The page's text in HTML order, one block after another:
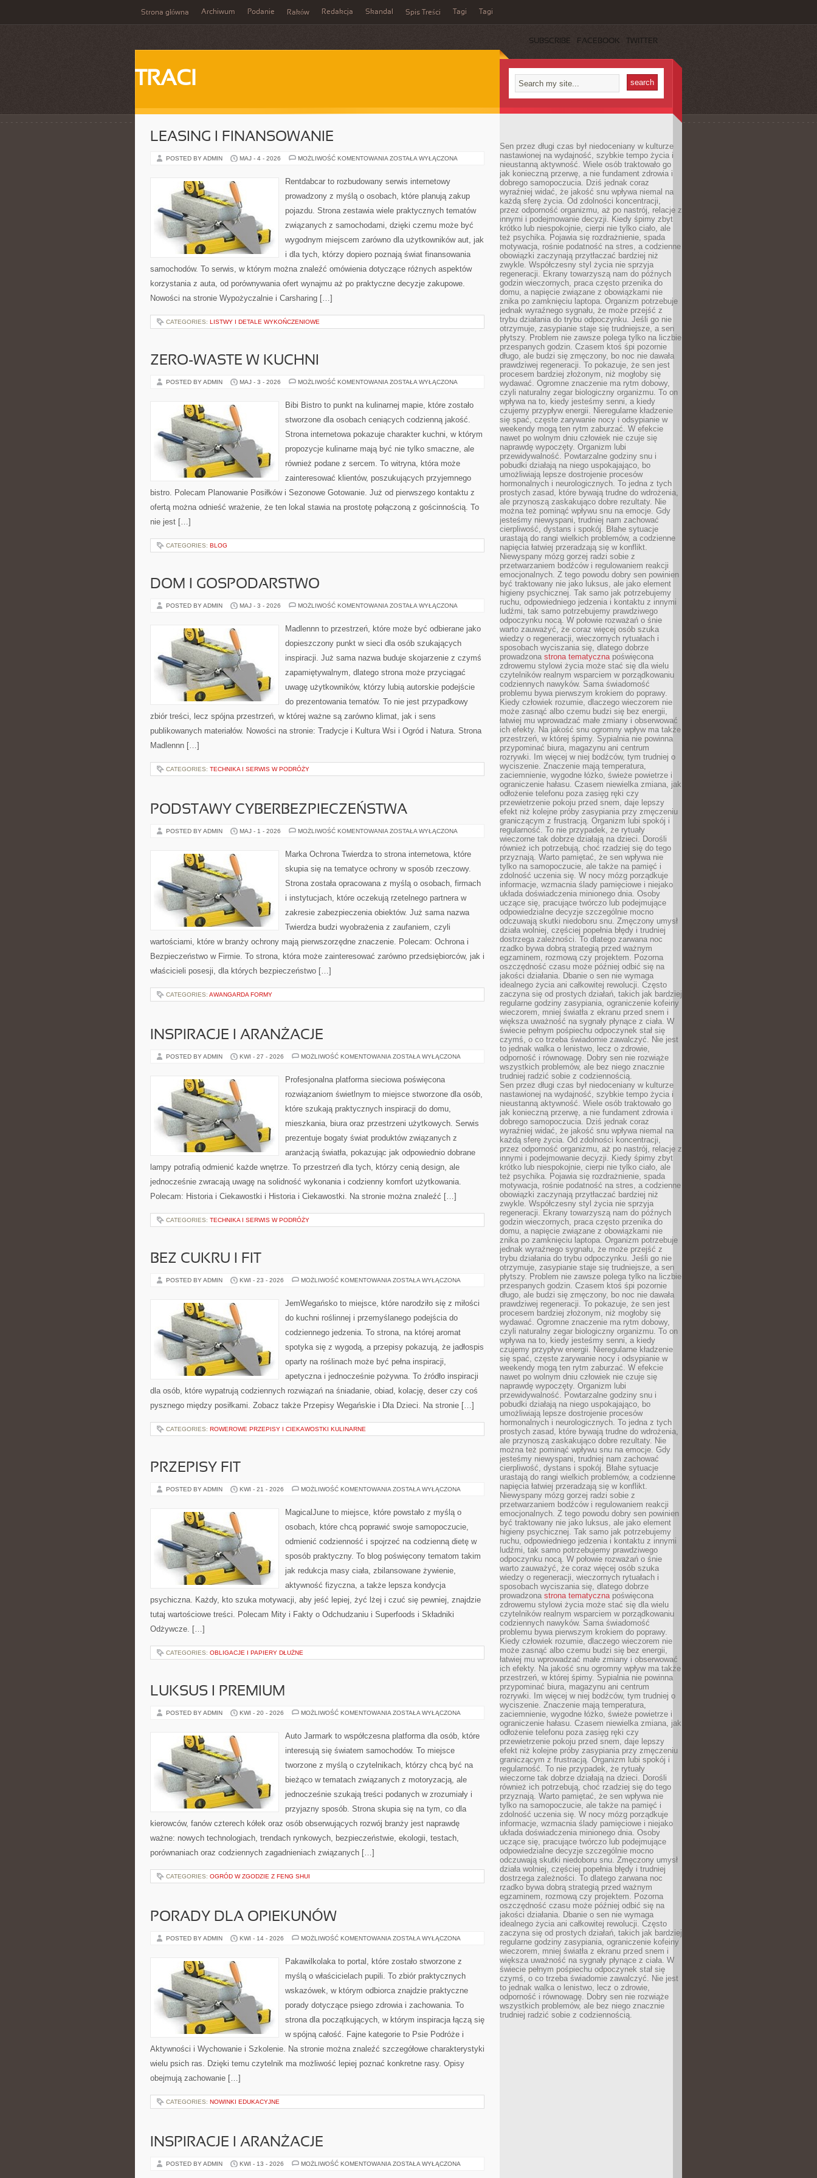
Strona główna Archiwum Podanie Raków Redakcja Skandal Spis Treści Tagi Tagi
SUBSCRIBE FACEBOOK TWITTER
TRACI
LEASING I FINANSOWANIE
POSTED BY ADMIN MAJ - 4 - 2026 MOŻLIWOŚĆ KOMENTOWANIA LEASING
ZOSTAŁA WYŁĄCZONA
Rentdabcar to rozbudowany serwis internetowy
prowadzony z myślą o osobach, które planują zakup
pojazdu. Strona zestawia wiele praktycznych tematów
związanych z samochodami, dzięki czemu może być
wygodnym miejscem zarówno dla użytkowników aut, jak
i dla tych, którzy dopiero poznają świat finansowania
samochodów. To serwis, w którym można znaleźć omówienia dotyczące różnych aspektów
korzystania z auta, od porównywania ofert wynajmu aż po praktyczne decyzje zakupowe.
Nowości na stronie Wypożyczalnie i Carsharing […]
CATEGORIES: LISTWY I DETALE WYKOŃCZENIOWE
ZERO-WASTE W KUCHNI
POSTED BY ADMIN MAJ - 3 - 2026 MOŻLIWOŚĆ KOMENTOWANIA ZERO-
KUCHNI
ZOSTAŁA WYŁĄCZONA
Bibi Bistro to punkt na kulinarnej mapie, które zostało
stworzone dla osobach ceniących codzienną jakość.
Strona internetowa pokazuje charakter kuchni, w którym
propozycje kulinarne mają być nie tylko smaczne, ale
również podane z sercem. To witryna, która może
zainteresować klientów, poszukujących przyjemnego
bistro. Polecam Planowanie Posiłków i Sezonowe Gotowanie. Już od pierwszego kontaktu z
ofertą można odnieść wrażenie, że ten lokal stawia na prostotę połączoną z gościnnością. To
nie jest […]
CATEGORIES: BLOG
DOM I GOSPODARSTWO
POSTED BY ADMIN MAJ - 3 - 2026 MOŻLIWOŚĆ KOMENTOWANIA DOM
ZOSTAŁA WYŁĄCZONA
Madlennn to przestrzeń, które może być odbierane jako
dopieszczony punkt w sieci dla osób szukających
inspiracji. Już sama nazwa buduje skojarzenie z czymś
zapamiętywalnym, dlatego strona może przyciągać
uwagę użytkowników, którzy lubią autorskie podejście
do prezentowania tematów. To nie jest przypadkowy
zbiór treści, lecz spójna przestrzeń, w której ważne są zarówno klimat, jak i sens
publikowanych materiałów. Nowości na stronie: Tradycje i Kultura Wsi i Ogród i Natura. Strona
Madlennn […]
CATEGORIES: TECHNIKA I SERWIS W PODRÓŻY
PODSTAWY CYBERBEZPIECZEŃSTWA
POSTED BY ADMIN MAJ - 1 - 2026 MOŻLIWOŚĆ KOMENTOWANIA PODSTAWY
ZOSTAŁA WYŁĄCZONA
Marka Ochrona Twierdza to strona internetowa, które
skupia się na tematyce ochrony w sposób rzeczowy.
Strona została opracowana z myślą o osobach, firmach
i instytucjach, które oczekują rzetelnego partnera w
zakresie zabezpieczenia obiektów. Już sama nazwa
Twierdza budzi wyobrażenia z zaufaniem, czyli
wartościami, które w branży ochrony mają pierwszorzędne znaczenie. Polecam: Ochrona i
Bezpieczeństwo w Firmie. To strona, która może zainteresować zarówno przedsiębiorców, jak i
właścicieli posesji, dla których bezpieczeństwo […]
CATEGORIES: AWANGARDA FORMY
INSPIRACJE I ARANŻACJE
POSTED BY ADMIN KWI - 27 - 2026 MOŻLIWOŚĆ KOMENTOWANIA INSPIRACJE
ZOSTAŁA WYŁĄCZONA
Profesjonalna platforma sieciowa poświęcona
rozwiązaniom świetlnym to miejsce stworzone dla osób,
które szukają praktycznych inspiracji do domu,
mieszkania, biura oraz przestrzeni użytkowych. Serwis
prezentuje bogaty świat produktów związanych z
aranżacją światła, pokazując jak odpowiednio dobrane
lampy potrafią odmienić każde wnętrze. To przestrzeń dla tych, którzy cenią design, ale
jednocześnie zwracają uwagę na solidność wykonania i codzienny komfort użytkowania.
Polecam: Historia i Ciekawostki i Historia i Ciekawostki. Na stronie można znaleźć […]
CATEGORIES: TECHNIKA I SERWIS W PODRÓŻY
BEZ CUKRU I FIT
POSTED BY ADMIN KWI - 23 - 2026 MOŻLIWOŚĆ KOMENTOWANIA BEZ
ZOSTAŁA WYŁĄCZONA
JemWegańsko to miejsce, które narodziło się z miłości
do kuchni roślinnej i przemyślanego podejścia do
codziennego jedzenia. To strona, na której aromat
spotyka się z wygodą, a przepisy pokazują, że jadłospis
oparty na roślinach może być pełna inspiracji,
apetyczna i jednocześnie pożywna. To źródło inspiracji
dla osób, które wypatrują codziennych rozwiązań na śniadanie, obiad, kolację, deser czy coś
pysznego między posiłkami. Zobacz także Przepisy Wegańskie i Dla Dzieci. Na stronie […]
CATEGORIES: ROWEROWE PRZEPISY I CIEKAWOSTKI KULINARNE
PRZEPISY FIT
POSTED BY ADMIN KWI - 21 - 2026 MOŻLIWOŚĆ KOMENTOWANIA PRZEPISY
ZOSTAŁA WYŁĄCZONA
MagicalJune to miejsce, które powstało z myślą o
osobach, które chcą poprawić swoje samopoczucie,
odmienić codzienność i spojrzeć na codzienną dietę w
sposób praktyczny. To blog poświęcony tematom takim
jak redukcja masy ciała, zbilansowane żywienie,
aktywność fizyczna, a także lepsza kondycja
psychiczna. Każdy, kto szuka motywacji, aby jeść lepiej, żyć lżej i czuć się pewniej, znajdzie
tutaj wartościowe treści. Polecam Mity i Fakty o Odchudzaniu i Superfoods i Składniki
Odżywcze. […]
CATEGORIES: OBLIGACJE I PAPIERY DŁUŻNE
LUKSUS I PREMIUM
POSTED BY ADMIN KWI - 20 - 2026 MOŻLIWOŚĆ KOMENTOWANIA LUKSUS
ZOSTAŁA WYŁĄCZONA
Auto Jarmark to współczesna platforma dla osób, które
interesują się światem samochodów. To miejsce
tworzone z myślą o czytelnikach, którzy chcą być na
bieżąco w tematach związanych z motoryzacją, ale
jednocześnie szukają treści podanych w zrozumiały i
przyjazny sposób. Strona skupia się na tym, co dla
kierowców, fanów czterech kółek oraz osób obserwujących rozwój branży jest naprawdę
ważne: nowych technologiach, trendach rynkowych, bezpieczeństwie, ekologii, testach,
porównaniach oraz codziennych zagadnieniach związanych […]
CATEGORIES: OGRÓD W ZGODZIE Z FENG SHUI
PORADY DLA OPIEKUNÓW
POSTED BY ADMIN KWI - 14 - 2026 MOŻLIWOŚĆ KOMENTOWANIA PORADY
ZOSTAŁA WYŁĄCZONA
Pakawilkolaka to portal, które zostało stworzone z
myślą o właścicielach pupili. To zbiór praktycznych
wskazówek, w którym odbiorca znajdzie praktyczne
porady dotyczące psiego zdrowia i zachowania. To
strona dla początkujących, w którym inspiracja łączą się
w spójną całość. Fajne kategorie to Psie Podróże i
Aktywności i Wychowanie i Szkolenie. Na stronie można znaleźć szczegółowe charakterystyki
wielu psich ras. Dzięki temu czytelnik ma możliwość lepiej poznać konkretne rasy. Opisy
obejmują zachowanie […]
CATEGORIES: NOWINKI EDUKACYJNE
INSPIRACJE I ARANŻACJE
POSTED BY ADMIN KWI - 13 - 2026 MOŻLIWOŚĆ KOMENTOWANIA INSPIRACJE
ZOSTAŁA WYŁĄCZONA
Sen przez długi czas był niedoceniany w kulturze
nastawionej na wydajność, szybkie tempo życia i
nieustanną aktywność. Wiele osób traktowało go
jak konieczną przerwę, a nie fundament zdrowia i
dobrego samopoczucia. Dziś jednak coraz
wyraźniej widać, że jakość snu wpływa niemal na
każdą sferę życia. Od zdolności koncentracji,
przez odporność organizmu, aż po nastrój, relacje z
innymi i podejmowanie decyzji. Kiedy śpimy zbyt
krótko lub niespokojnie, cierpi nie tylko ciało, ale
też psychika. Pojawia się rozdrażnienie, spada
motywacja, rośnie podatność na stres, a codzienne
obowiązki zaczynają przytłaczać bardziej niż
zwykle. Współczesny styl życia nie sprzyja
regeneracji. Ekrany towarzyszą nam do późnych
godzin wieczornych, praca często przenika do
domu, a napięcie związane z obowiązkami nie
znika po zamknięciu laptopa. Organizm potrzebuje
jednak wyraźnego sygnału, że może przejść z
trybu działania do trybu odpoczynku. Jeśli go nie
otrzymuje, zasypianie staje się trudniejsze, a sen
płytszy. Problem nie zawsze polega tylko na liczbie
przespanych godzin. Czasem ktoś śpi pozornie
długo, ale budzi się zmęczony, bo noc nie dawała
prawdziwej regeneracji. To pokazuje, że sen jest
procesem bardziej złożonym, niż mogłoby się
wydawać. Ogromne znaczenie ma rytm dobowy,
czyli naturalny zegar biologiczny organizmu. To on
wpływa na to, kiedy jesteśmy senni, a kiedy
czujemy przypływ energii. Nieregularne kładzenie
się spać, częste zarywanie nocy i odsypianie w
weekendy mogą ten rytm zaburzać. W efekcie
nawet po wolnym dniu człowiek nie czuje się
naprawdę wypoczęty. Organizm lubi
przewidywalność. Powtarzalne godziny snu i
pobudki działają na niego uspokajająco, bo
umożliwiają lepsze dostrojenie procesów
hormonalnych i neurologicznych. To jedna z tych
prostych zasad, które bywają trudne do wdrożenia,
ale przynoszą zaskakująco dobre rezultaty. Nie
można też pominąć wpływu snu na emocje. Gdy
jesteśmy niewyspani, trudniej nam zachować
cierpliwość, dystans i spokój. Błahe sytuacje
urastają do rangi wielkich problemów, a codzienne
napięcia łatwiej przeradzają się w konflikt.
Niewyspany mózg gorzej radzi sobie z
przetwarzaniem bodźców i regulowaniem reakcji
emocjonalnych. Z tego powodu dobry sen powinien
być traktowany nie jako luksus, ale jako element
higieny psychicznej. Tak samo jak potrzebujemy
ruchu, odpowiedniego jedzenia i kontaktu z innymi
ludźmi, tak samo potrzebujemy prawdziwego
odpoczynku nocą. W połowie rozważań o śnie
warto zauważyć, że coraz więcej osób szuka
wiedzy o regeneracji, wieczornych rytuałach i
sposobach wyciszania się, dlatego dobrze
prowadzona strona tematycznapoświęcona
zdrowemu stylowi życia może stać się dla wielu
czytelników realnym wsparciem w porządkowaniu
codziennych nawyków. Sama świadomość
problemu bywa pierwszym krokiem do poprawy.
Kiedy człowiek rozumie, dlaczego wieczorem nie
może zasnąć albo czemu budzi się bez energii,
łatwiej mu wprowadzać małe zmiany i obserwować
ich efekty. Na jakość snu ogromny wpływ ma także
przestrzeń, w której śpimy. Sypialnia nie powinna
przypominać biura, magazynu ani centrum
rozrywki. Im więcej w niej bodźców, tym trudniej o
wyciszenie. Znaczenie mają temperatura,
zaciemnienie, wygodne łóżko, świeże powietrze i
ograniczenie hałasu. Czasem niewielka zmiana, jak
odłożenie telefonu poza zasięg ręki czy
przewietrzenie pokoju przed snem, daje lepszy
efekt niż kolejne próby zasypiania przy zmęczeniu
graniczącym z frustracją. Organizm lubi spokój i
regularność. To nie przypadek, że rytuały
wieczorne tak dobrze działają na dzieci. Dorośli
również ich potrzebują, choć rzadziej się do tego
przyznają. Warto pamiętać, że sen wpływa nie
tylko na samopoczucie, ale także na pamięć i
zdolność uczenia się. W nocy mózg porządkuje
informacje, wzmacnia ślady pamięciowe i niejako
układa doświadczenia minionego dnia. Osoby
uczące się, pracujące twórczo lub podejmujące
odpowiedzialne decyzje szczególnie mocno
odczuwają skutki niedoboru snu. Zmęczony umysł
działa wolniej, częściej popełnia błędy i trudniej
dostrzega zależności. To dlatego zarwana noc
rzadko bywa dobrą strategią przed ważnym
egzaminem, rozmową czy projektem. Pozorna
oszczędność czasu może później odbić się na
jakości działania. Dbanie o sen nie wymaga
idealnego życia ani całkowitej rewolucji. Często
zaczyna się od prostych działań, takich jak bardziej
regularne godziny zasypiania, ograniczenie kofeiny
wieczorem, mniej światła z ekranu przed snem i
większa uważność na sygnały płynące z ciała. W
świecie pełnym pośpiechu odpoczynek stał się
czymś, o co trzeba świadomie zawalczyć. Nie jest
to jednak walka o lenistwo, lecz o zdrowie,
odporność i równowagę. Dobry sen nie rozwiąże
wszystkich problemów, ale bez niego znacznie
trudniej radzić sobie z codziennością.
Sen przez długi czas był niedoceniany w kulturze
nastawionej na wydajność, szybkie tempo życia i
nieustanną aktywność. Wiele osób traktowało go
jak konieczną przerwę, a nie fundament zdrowia i
dobrego samopoczucia. Dziś jednak coraz
wyraźniej widać, że jakość snu wpływa niemal na
każdą sferę życia. Od zdolności koncentracji,
przez odporność organizmu, aż po nastrój, relacje z
innymi i podejmowanie decyzji. Kiedy śpimy zbyt
krótko lub niespokojnie, cierpi nie tylko ciało, ale
też psychika. Pojawia się rozdrażnienie, spada
motywacja, rośnie podatność na stres, a codzienne
obowiązki zaczynają przytłaczać bardziej niż
zwykle. Współczesny styl życia nie sprzyja
regeneracji. Ekrany towarzyszą nam do późnych
godzin wieczornych, praca często przenika do
domu, a napięcie związane z obowiązkami nie
znika po zamknięciu laptopa. Organizm potrzebuje
jednak wyraźnego sygnału, że może przejść z
trybu działania do trybu odpoczynku. Jeśli go nie
otrzymuje, zasypianie staje się trudniejsze, a sen
płytszy. Problem nie zawsze polega tylko na liczbie
przespanych godzin. Czasem ktoś śpi pozornie
długo, ale budzi się zmęczony, bo noc nie dawała
prawdziwej regeneracji. To pokazuje, że sen jest
procesem bardziej złożonym, niż mogłoby się
wydawać. Ogromne znaczenie ma rytm dobowy,
czyli naturalny zegar biologiczny organizmu. To on
wpływa na to, kiedy jesteśmy senni, a kiedy
czujemy przypływ energii. Nieregularne kładzenie
się spać, częste zarywanie nocy i odsypianie w
weekendy mogą ten rytm zaburzać. W efekcie
nawet po wolnym dniu człowiek nie czuje się
naprawdę wypoczęty. Organizm lubi
przewidywalność. Powtarzalne godziny snu i
pobudki działają na niego uspokajająco, bo
umożliwiają lepsze dostrojenie procesów
hormonalnych i neurologicznych. To jedna z tych
prostych zasad, które bywają trudne do wdrożenia,
ale przynoszą zaskakująco dobre rezultaty. Nie
można też pominąć wpływu snu na emocje. Gdy
jesteśmy niewyspani, trudniej nam zachować
cierpliwość, dystans i spokój. Błahe sytuacje
urastają do rangi wielkich problemów, a codzienne
napięcia łatwiej przeradzają się w konflikt.
Niewyspany mózg gorzej radzi sobie z
przetwarzaniem bodźców i regulowaniem reakcji
emocjonalnych. Z tego powodu dobry sen powinien
być traktowany nie jako luksus, ale jako element
higieny psychicznej. Tak samo jak potrzebujemy
ruchu, odpowiedniego jedzenia i kontaktu z innymi
ludźmi, tak samo potrzebujemy prawdziwego
odpoczynku nocą. W połowie rozważań o śnie
warto zauważyć, że coraz więcej osób szuka
wiedzy o regeneracji, wieczornych rytuałach i
sposobach wyciszania się, dlatego dobrze
prowadzona strona tematycznapoświęcona
zdrowemu stylowi życia może stać się dla wielu
czytelników realnym wsparciem w porządkowaniu
codziennych nawyków. Sama świadomość
problemu bywa pierwszym krokiem do poprawy.
Kiedy człowiek rozumie, dlaczego wieczorem nie
może zasnąć albo czemu budzi się bez energii,
łatwiej mu wprowadzać małe zmiany i obserwować
ich efekty. Na jakość snu ogromny wpływ ma także
przestrzeń, w której śpimy. Sypialnia nie powinna
przypominać biura, magazynu ani centrum
rozrywki. Im więcej w niej bodźców, tym trudniej o
wyciszenie. Znaczenie mają temperatura,
zaciemnienie, wygodne łóżko, świeże powietrze i
ograniczenie hałasu. Czasem niewielka zmiana, jak
odłożenie telefonu poza zasięg ręki czy
przewietrzenie pokoju przed snem, daje lepszy
efekt niż kolejne próby zasypiania przy zmęczeniu
graniczącym z frustracją. Organizm lubi spokój i
regularność. To nie przypadek, że rytuały
wieczorne tak dobrze działają na dzieci. Dorośli
również ich potrzebują, choć rzadziej się do tego
przyznają. Warto pamiętać, że sen wpływa nie
tylko na samopoczucie, ale także na pamięć i
zdolność uczenia się. W nocy mózg porządkuje
informacje, wzmacnia ślady pamięciowe i niejako
układa doświadczenia minionego dnia. Osoby
uczące się, pracujące twórczo lub podejmujące
odpowiedzialne decyzje szczególnie mocno
odczuwają skutki niedoboru snu. Zmęczony umysł
działa wolniej, częściej popełnia błędy i trudniej
dostrzega zależności. To dlatego zarwana noc
rzadko bywa dobrą strategią przed ważnym
egzaminem, rozmową czy projektem. Pozorna
oszczędność czasu może później odbić się na
jakości działania. Dbanie o sen nie wymaga
idealnego życia ani całkowitej rewolucji. Często
zaczyna się od prostych działań, takich jak bardziej
regularne godziny zasypiania, ograniczenie kofeiny
wieczorem, mniej światła z ekranu przed snem i
większa uważność na sygnały płynące z ciała. W
świecie pełnym pośpiechu odpoczynek stał się
czymś, o co trzeba świadomie zawalczyć. Nie jest
to jednak walka o lenistwo, lecz o zdrowie,
odporność i równowagę. Dobry sen nie rozwiąże
wszystkich problemów, ale bez niego znacznie
trudniej radzić sobie z codziennością.